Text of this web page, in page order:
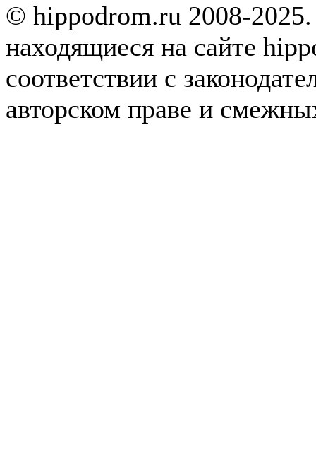
© hippodrom.ru 2008-
находящиеся на сайте
соответствии с
авторском праве и